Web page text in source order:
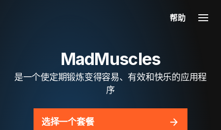
帮助
MadMuscles
是一个使定期锻炼变得容易、有效和快乐的应用程
序
选择一个套餐